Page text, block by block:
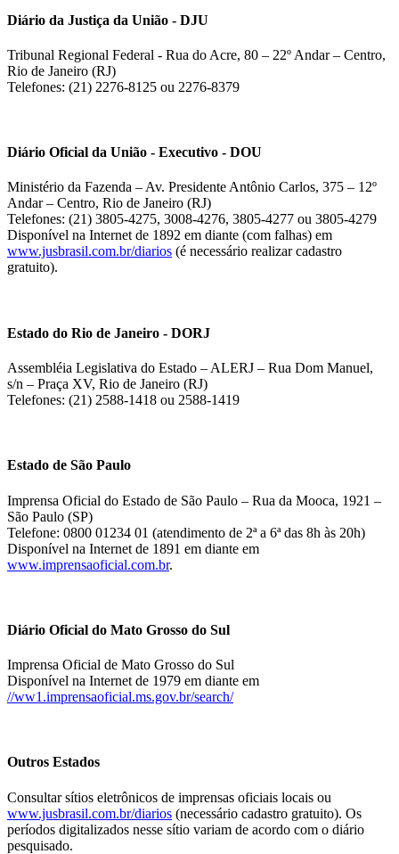
Diário da Justiça da União - DJU
Tribunal Regional Federal - Rua do Acre, 80 – 22º Andar – Centro,
Rio de Janeiro (RJ)
Telefones: (21) 2276-8125 ou 2276-8379
Diário Oficial da União - Executivo - DOU
Ministério da Fazenda – Av. Presidente Antônio Carlos, 375 – 12º
Andar – Centro, Rio de Janeiro (RJ)
Telefones: (21) 3805-4275, 3008-4276, 3805-4277 ou 3805-4279
Disponível na Internet de 1892 em diante (com falhas) em
www.jusbrasil.com.br/diarios (é necessário realizar cadastro
gratuito).
Estado do Rio de Janeiro - DORJ
Assembléia Legislativa do Estado – ALERJ – Rua Dom Manuel,
s/n – Praça XV, Rio de Janeiro (RJ)
Telefones: (21) 2588-1418 ou 2588-1419
Estado de São Paulo
Imprensa Oficial do Estado de São Paulo – Rua da Mooca, 1921 –
São Paulo (SP)
Telefone: 0800 01234 01 (atendimento de 2ª a 6ª das 8h às 20h)
Disponível na Internet de 1891 em diante em
www.imprensaoficial.com.br.
Diário Oficial do Mato Grosso do Sul
Imprensa Oficial de Mato Grosso do Sul
Disponível na Internet de 1979 em diante em
//ww1.imprensaoficial.ms.gov.br/search/
Outros Estados
Consultar sítios eletrônicos de imprensas oficiais locais ou
www.jusbrasil.com.br/diarios (necessário cadastro gratuito). Os
períodos digitalizados nesse sítio variam de acordo com o diário
pesquisado.